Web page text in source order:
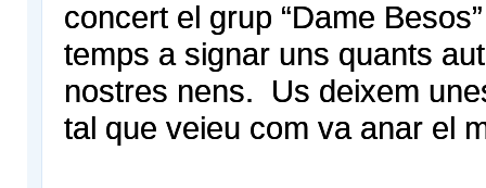
concert el grup “Dame
temps a signar uns quants
nostres nens. Us deixem
tal que veieu com va anar el